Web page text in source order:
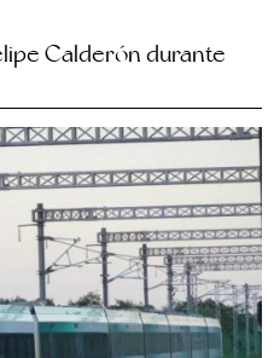
Calderón durante